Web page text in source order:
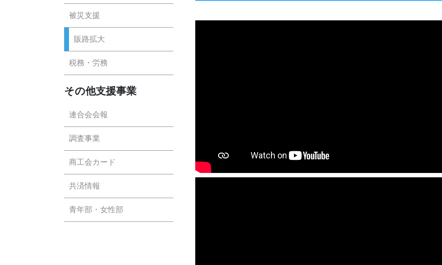
被災支援
販路拡大
税務・労務
その他支援事業
連合会会報
調査事業
商工会カード
共済情報
青年部・女性部